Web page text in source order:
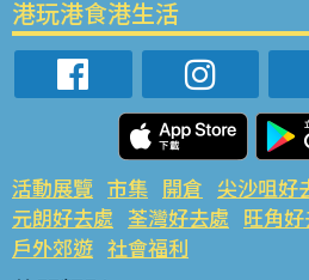
港玩港食港生活
活動展覽 市集 開倉 尖沙咀好
元朗好去處 荃灣好去處 旺角
戶外郊遊 社會福利